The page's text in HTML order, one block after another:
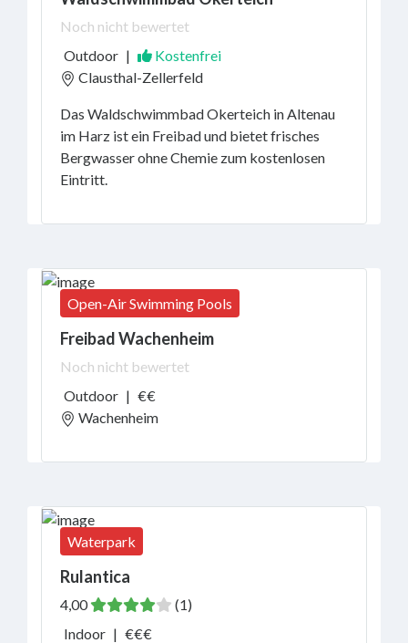
Noch nicht bewertet
Outdoor |
Kostenfrei
Clausthal-Zellerfeld
Das Waldschwimmbad Okerteich in Altenau
im Harz ist ein Freibad und bietet frisches
Bergwasser ohne Chemie zum kostenlosen
Eintritt.
Open-Air Swimming Pools
Freibad Wachenheim
Noch nicht bewertet
Outdoor | €€
Wachenheim
Waterpark
Rulantica
4,00
(1)
Indoor | €€€